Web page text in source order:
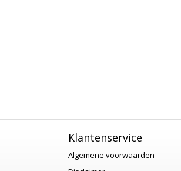
Klantenservice
Algemene voorwaarden